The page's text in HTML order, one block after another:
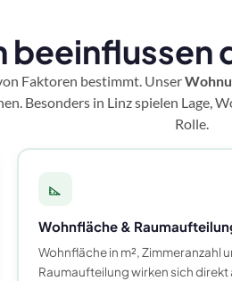
Faktoren bestimmt. Unser
Besonders in Linz spielen Lage,
Rolle.
Wohnfläche &
Wohnfläche in m², Zimmeranzahl
Raumaufteilung wirken sich direkt